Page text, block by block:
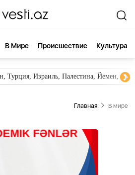
В Мире Происшествие Культура
Турция, Израиль, Палестина, Йемен,
Главная В мире